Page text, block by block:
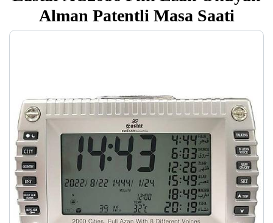
Alman Patentli Masa Saati